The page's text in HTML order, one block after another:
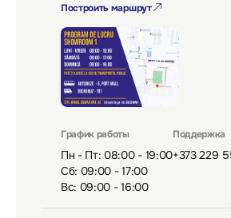
Построить маршрут
График работы
Пн - Пт: 08:00 - 19:00
Сб: 09:00 - 17:00
Вс: 09:00 - 16:00
Поддержка
+373 229